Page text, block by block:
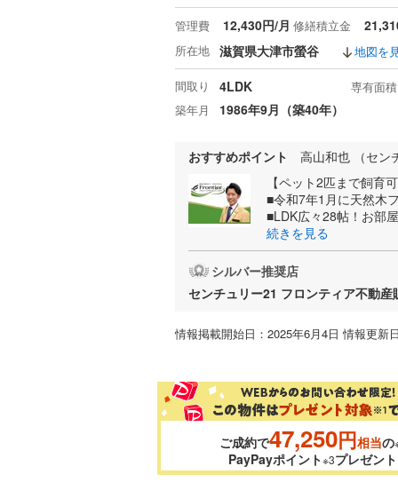
管理費 12,430円/月 修繕積立金
所在地 滋賀県大津市螢谷 地図を
間取り 4LDK
専有面積
築年月
1986年9月（築40年）
おすすめポイント
高山和也 （セ
【ペット2匹まで飼育
■令和7年1月に天然木
■LDK広々28帖！お部
続きを見る
シルバー推奨店
センチュリー21 フロンティア不動
情報掲載開始日：2025年6月4日 情報更新
ご成約で47,250円相当の
PayPayポイント※3プレゼント